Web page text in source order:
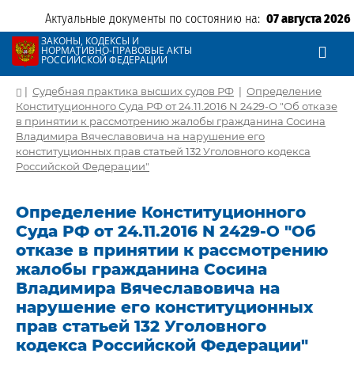
Актуальные документы по состоянию на: 07 августа 2026
ЗАКОНЫ, КОДЕКСЫ И
НОРМАТИВНО-ПРАВОВЫЕ АКТЫ
РОССИЙСКОЙ ФЕДЕРАЦИИ
| Судебная практика высших судов РФ | Определение
Конституционного Суда РФ от 24.11.2016 N 2429-О "Об отказе
в принятии к рассмотрению жалобы гражданина Сосина
Владимира Вячеславовича на нарушение его
конституционных прав статьей 132 Уголовного кодекса
Российской Федерации"
Определение Конституционного
Суда РФ от 24.11.2016 N 2429-О "Об
отказе в принятии к рассмотрению
жалобы гражданина Сосина
Владимира Вячеславовича на
нарушение его конституционных
прав статьей 132 Уголовного
кодекса Российской Федерации"